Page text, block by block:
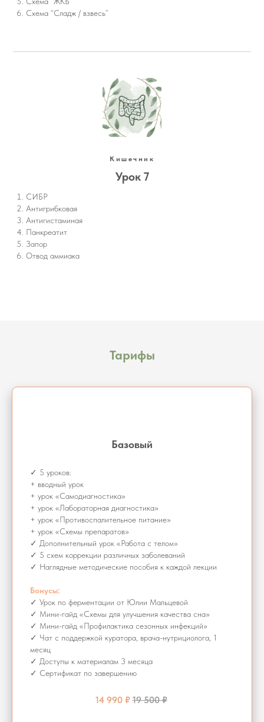
Схема “Сладж / взвесь”
Кишечник
Урок 7
СИБР
Антигрибковая
Антигистаминая
Панкреатит
Запор
Отвод аммиака
Тарифы
Базовый
✓ 5 уроков:
+ вводный урок
+ урок «Самодиагностика»
+ урок «Лабораторная диагностика»
+ урок «Противоспалительное питание»
+ урок «Схемы препаратов»
✓ Дополнительный урок «Работа с телом»
✓ 5 схем коррекции различных заболеваний
✓ Наглядные методические пособия к каждой лекции
Бонусы:
✓ Урок по ферментации от Юлии Мальцевой
✓ Мини-гайд «Схемы для улучшения качества сна»
✓ Мини-гайд «Профилактика сезонных инфекций»
✓ Чат с поддержкой куратора, врача-нутрициолога, 1
месяц
✓ Доступы к материалам 3 месяца
✓ Сертификат по завершению
14 990 ₽ 19 500 ₽